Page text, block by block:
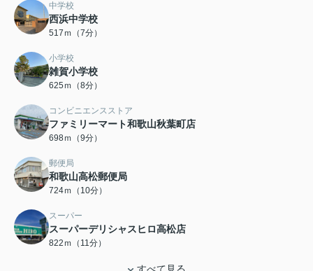
中学校
西浜中学校
517ｍ（7分）
小学校
雑賀小学校
625ｍ（8分）
コンビニエンスストア
ファミリーマート和歌山秋葉町店
698ｍ（9分）
郵便局
和歌山高松郵便局
724ｍ（10分）
スーパー
スーパーデリシャスヒロ高松店
822ｍ（11分）